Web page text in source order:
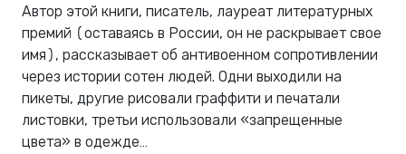
Автор этой книги, писатель, лауреат литературных
премий (оставаясь в России, он не раскрывает свое
имя), рассказывает об антивоенном сопротивлении
через истории сотен людей. Одни выходили на
пикеты, другие рисовали граффити и печатали
листовки, третьи использовали «запрещенные
цвета» в одежде…